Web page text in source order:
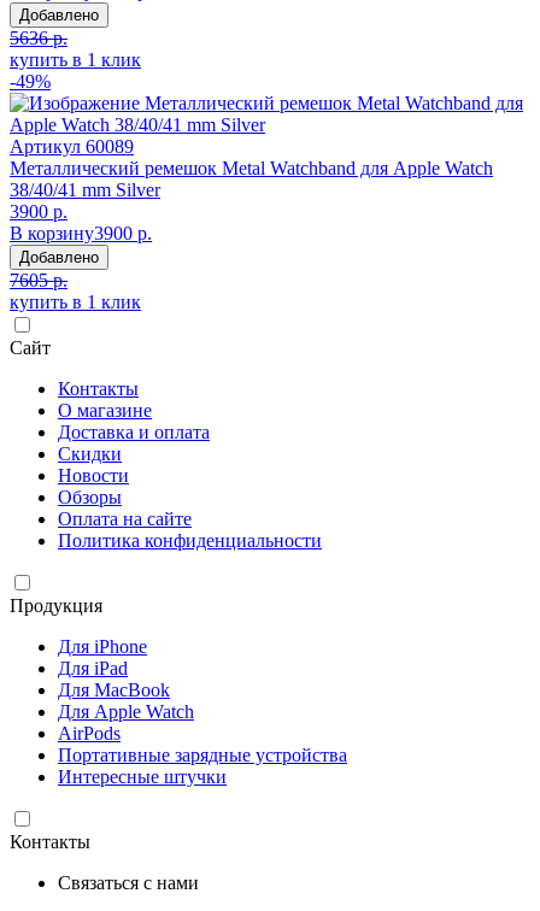
Добавлено
5636 р.
купить в 1 клик
-49%
Артикул 60089
Металлический ремешок Metal Watchband для Apple Watch
38/40/41 mm Silver
3900 р.
В корзину3900 р.
Добавлено
7605 р.
купить в 1 клик
Сайт
Контакты
О магазине
Доставка и оплата
Скидки
Новости
Обзоры
Оплата на сайте
Политика конфиденциальности
Продукция
Для iPhone
Для iPad
Для MacBook
Для Apple Watch
AirPods
Портативные зарядные устройства
Интересные штучки
Контакты
Связаться с нами